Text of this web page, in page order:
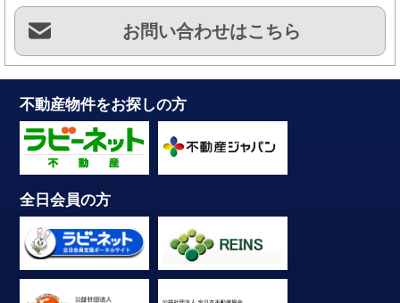
お問い合わせはこちら
不動産物件をお探しの方
全日会員の方